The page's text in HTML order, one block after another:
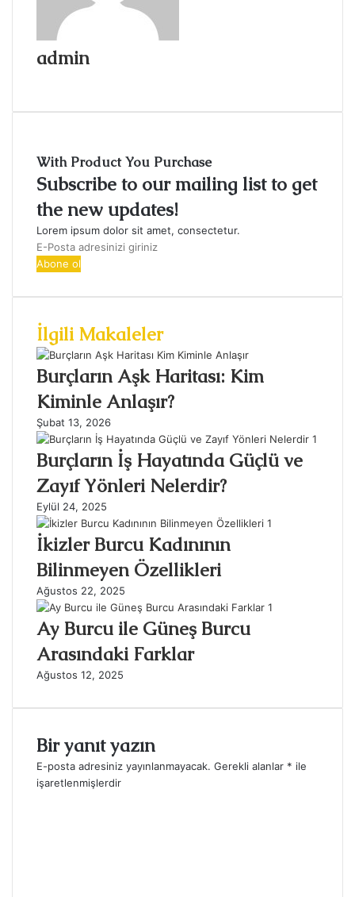
admin
With Product You Purchase
Subscribe to our mailing list to get
the new updates!
Lorem ipsum dolor sit amet, consectetur.
E-
Posta
giriniz
İlgili Makaleler
Burçların Aşk Haritası: Kim
Kiminle Anlaşır?
Şubat 13, 2026
Burçların İş Hayatında Güçlü ve
Zayıf Yönleri Nelerdir?
Eylül 24, 2025
İkizler Burcu Kadınının
Bilinmeyen Özellikleri
Ağustos 22, 2025
Ay Burcu ile Güneş Burcu
Arasındaki Farklar
Ağustos 12, 2025
Bir yanıt yazın
E-posta adresiniz yayınlanmayacak. Gerekli alanlar * ile
işaretlenmişlerdir